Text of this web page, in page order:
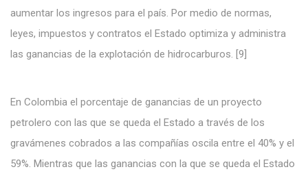
aumentar los ingresos para el país. Por medio de normas,
leyes, impuestos y contratos el Estado optimiza y administra
las ganancias de la explotación de hidrocarburos. [9]
En Colombia el porcentaje de ganancias de un proyecto
petrolero con las que se queda el Estado a través de los
gravámenes cobrados a las compañías oscila entre el 40% y el
59%. Mientras que las ganancias con la que se queda el Estado